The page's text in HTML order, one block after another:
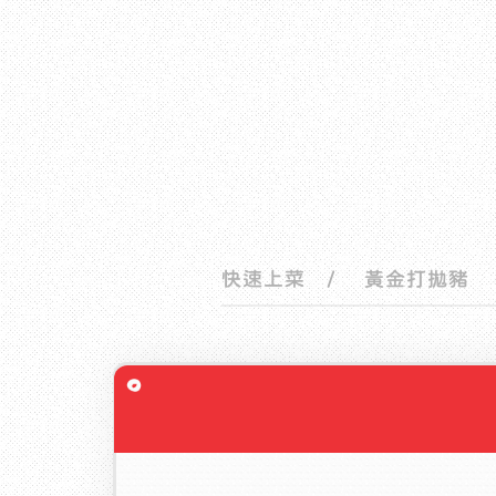
快速上菜/ 黃金打拋豬